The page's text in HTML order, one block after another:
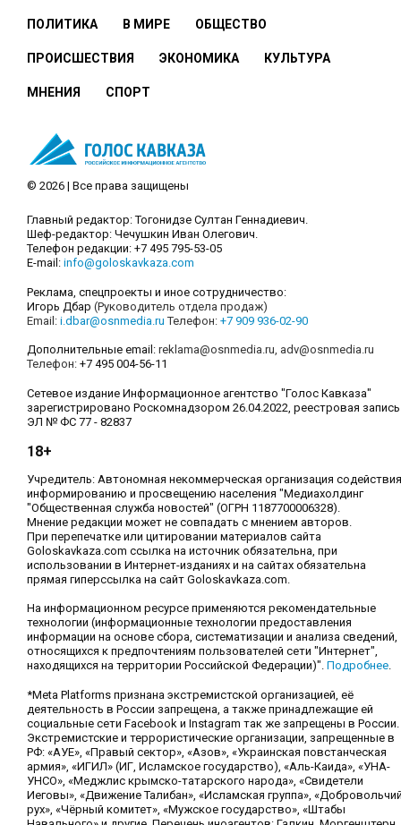
ПОЛИТИКА В МИРЕ ОБЩЕСТВО
ПРОИСШЕСТВИЯ ЭКОНОМИКА КУЛЬТУРА
МНЕНИЯ СПОРТ
© 2026 | Все права защищены
Главный редактор: Тогонидзе Султан Геннадиевич.
Шеф-редактор: Чечушкин Иван Олегович.
Телефон редакции: +7 495 795-53-05
E-mail: info@goloskavkaza.com
Реклама, спецпроекты и иное сотрудничество:
Игорь Дбар (Руководитель отдела продаж)
Email: i.dbar@osnmedia.ru Телефон: +7 909 936-02-90
Дополнительные email: reklama@osnmedia.ru, adv@osnmedia.ru
Телефон: +7 495 004-56-11
Сетевое издание Информационное агентство "Голос Кавказа"
зарегистрировано Роскомнадзором 26.04.2022, реестровая запись
ЭЛ № ФС 77 - 82837
18+
Учредитель: Автономная некоммерческая организация содействия
информированию и просвещению населения "Медиахолдинг
"Общественная служба новостей" (ОГРН 1187700006328).
Мнение редакции может не совпадать с мнением авторов.
При перепечатке или цитировании материалов сайта
Goloskavkaza.com ссылка на источник обязательна, при
использовании в Интернет-изданиях и на сайтах обязательна
прямая гиперссылка на сайт Goloskavkaza.com.
На информационном ресурсе применяются рекомендательные
технологии (информационные технологии предоставления
информации на основе сбора, систематизации и анализа сведений,
относящихся к предпочтениям пользователей сети "Интернет",
находящихся на территории Российской Федерации)". Подробнее.
*Meta Platforms признана экстремистской организацией, её
деятельность в России запрещена, а также принадлежащие ей
социальные сети Facebook и Instagram так же запрещены в России.
Экстремистские и террористические организации, запрещенные в
РФ: «АУЕ», «Правый сектор», «Азов», «Украинская повстанческая
армия», «ИГИЛ» (ИГ, Исламское государство), «Аль-Каида», «УНА-
УНСО», «Меджлис крымско-татарского народа», «Свидетели
Иеговы», «Движение Талибан», «Исламская группа»,
рух», «Чёрный комитет», «Мужское государство», «Штабы